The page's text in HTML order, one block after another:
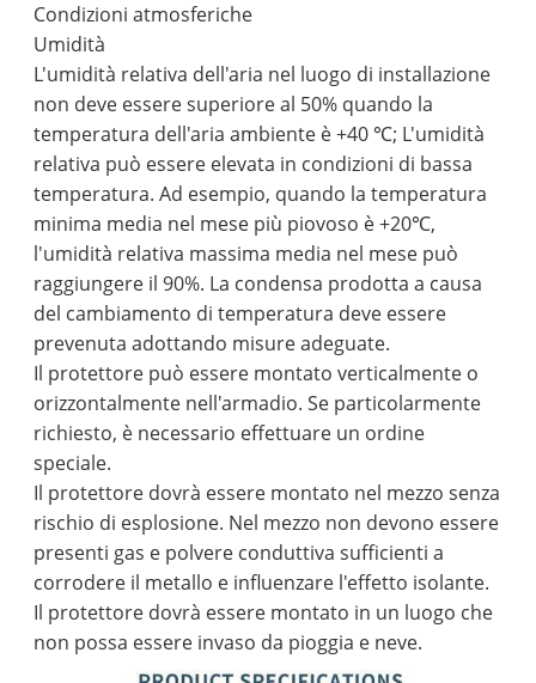
Condizioni atmosferiche
Umidità
L'umidità relativa dell'aria nel luogo di installazione
non deve essere superiore al 50% quando la
temperatura dell'aria ambiente è +40 ℃; L'umidità
relativa può essere elevata in condizioni di bassa
temperatura. Ad esempio, quando la temperatura
minima media nel mese più piovoso è +20℃,
l'umidità relativa massima media nel mese può
raggiungere il 90%. La condensa prodotta a causa
del cambiamento di temperatura deve essere
prevenuta adottando misure adeguate.
Il protettore può essere montato verticalmente o
orizzontalmente nell'armadio. Se particolarmente
richiesto, è necessario effettuare un ordine
speciale.
Il protettore dovrà essere montato nel mezzo senza
rischio di esplosione. Nel mezzo non devono essere
presenti gas e polvere conduttiva sufficienti a
corrodere il metallo e influenzare l'effetto isolante.
Il protettore dovrà essere montato in un luogo che
non possa essere invaso da pioggia e neve.